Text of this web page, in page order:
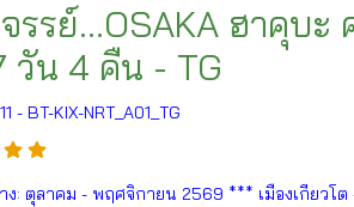
รรย์…OSAKA ฮาคุบะ
วัน 4 คืน - TG
- BT-KIX-NRT_A01_TG
: ตุลาคม - พฤศจิกายน 2569 *** เมืองเกียวโ